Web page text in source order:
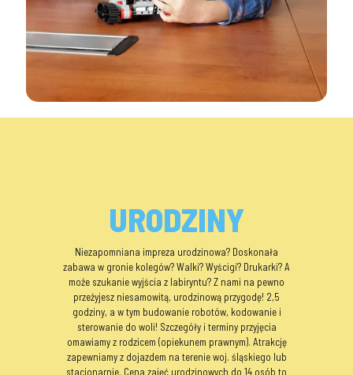
URODZINY
Niezapomniana impreza urodzinowa? Doskonała
zabawa w gronie kolegów? Walki? Wyścigi? Drukarki? A
może szukanie wyjścia z labiryntu? Z nami na pewno
przeżyjesz niesamowitą, urodzinową przygodę! 2,5
godziny, a w tym budowanie robotów, kodowanie i
sterowanie do woli! Szczegóły i terminy przyjęcia
omawiamy z rodzicem (opiekunem prawnym). Atrakcję
zapewniamy z dojazdem na terenie woj. śląskiego lub
stacjonarnie. Cena zajęć urodzinowych do 14 osób to